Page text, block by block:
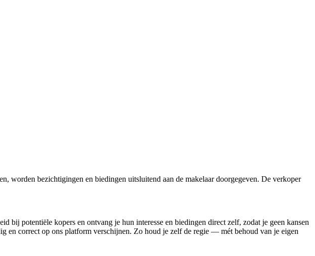
worden bezichtigingen en biedingen uitsluitend aan de makelaar doorgegeven. De verkoper
bij potentiële kopers en ontvang je hun interesse en biedingen direct zelf, zodat je geen kansen
en correct op ons platform verschijnen. Zo houd je zelf de regie — mét behoud van je eigen